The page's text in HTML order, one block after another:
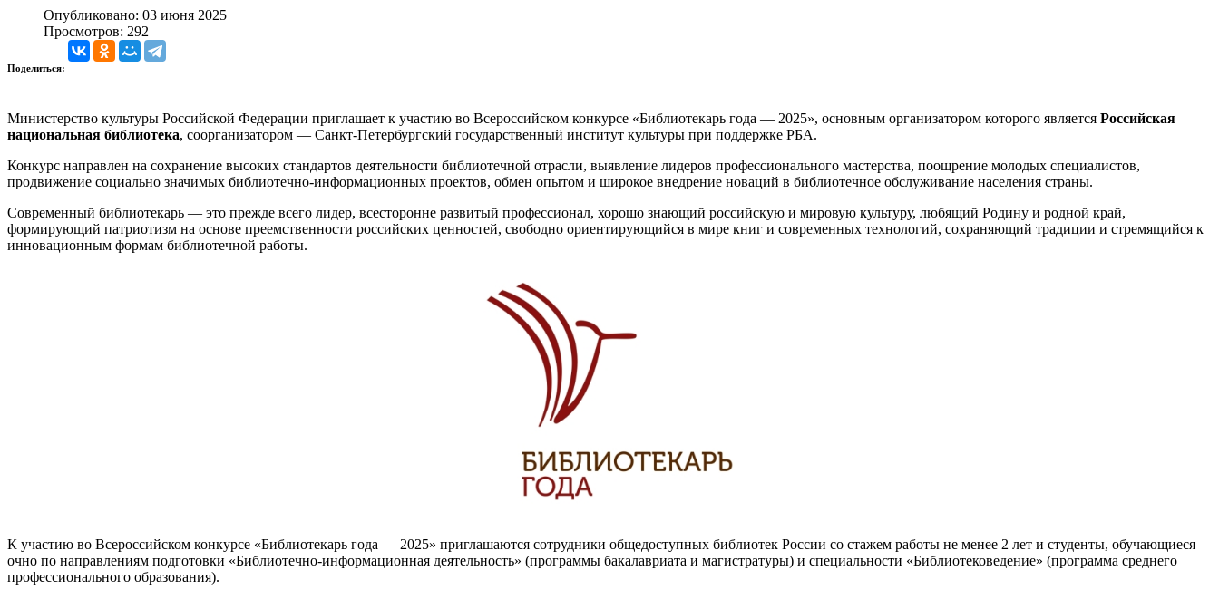
Опубликовано: 03 июня 2025
Просмотров: 292
Поделиться:
Министерство культуры Российской Федерации приглашает к участию во Всероссийском конкурсе «Библиотекарь года — 2025», основным организатором которого является Российская
национальная библиотека, соорганизатором — Санкт-Петербургский государственный институт культуры при поддержке РБА.
Конкурс направлен на сохранение высоких стандартов деятельности библиотечной отрасли, выявление лидеров профессионального мастерства, поощрение молодых специалистов,
продвижение социально значимых библиотечно-информационных проектов, обмен опытом и широкое внедрение новаций в библиотечное обслуживание населения страны.
Современный библиотекарь — это прежде всего лидер, всесторонне развитый профессионал, хорошо знающий российскую и мировую культуру, любящий Родину и родной край,
формирующий патриотизм на основе преемственности российских ценностей, свободно ориентирующийся в мире книг и современных технологий, сохраняющий традиции и стремящийся к
инновационным формам библиотечной работы.
К участию во Всероссийском конкурсе «Библиотекарь года — 2025» приглашаются сотрудники общедоступных библиотек России со стажем работы не менее 2 лет и студенты, обучающиеся
очно по направлениям подготовки «Библиотечно-информационная деятельность» (программы бакалавриата и магистратуры) и специальности «Библиотековедение» (программа среднего
профессионального образования).